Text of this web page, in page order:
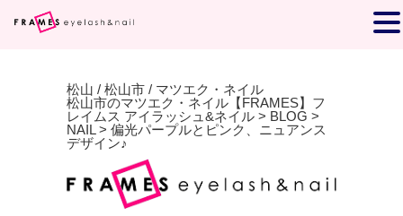
松山 / 松山市 / マツエク・ネイル
松山市のマツエク・ネイル【FRAMES】フ
レイムス アイラッシュ&ネイル > BLOG >
NAIL> 偏光パープルとピンク、ニュアンス
デザイン♪